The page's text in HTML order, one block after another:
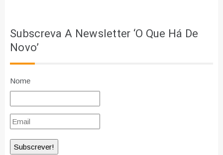
Subscreva A Newsletter ‘O Que Há De
Novo’
Nome